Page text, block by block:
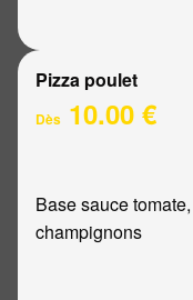
Pizza poulet
Dès 10.00 €
Base sauce
champignons